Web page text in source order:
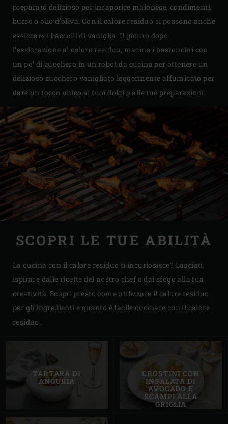
preparato delizioso per insaporire maionese, condimenti,
burro o olio d’oliva. Con il calore residuo si possono anche
essiccare i baccelli di vaniglia. Il giorno dopo
l’essiccazione al calore residuo, macina i bastoncini con
un po’ di zucchero in un robot da cucina per ottenere un
delizioso zucchero vanigliato leggermente affumicato per
dare un tocco unico ai tuoi dolci o alle tue preparazioni.
SCOPRI LE TUE ABILITÀ
La cucina con il calore residuo ti incuriosisce? Lasciati
ispirare dalle ricette del nostro chef o dai sfogo alla tua
creatività. Scopri presto come utilizzare il calore residuo
per gli ingredienti e quanto è facile cucinare con il calore
residuo.
TARTARA DI
ANGURIA
CROSTINI CON
INSALATA DI
AVOCADO E
SCAMPI ALLA
GRIGLIA